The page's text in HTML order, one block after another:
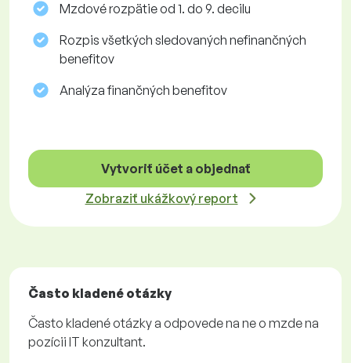
Mzdové rozpätie od 1. do 9. decilu
Rozpis všetkých sledovaných nefinančných
benefitov
Analýza finančných benefitov
Vytvoriť účet a objednať
Zobraziť ukážkový report
Často kladené otázky
Často kladené otázky a odpovede na ne o mzde na
pozícii IT konzultant.